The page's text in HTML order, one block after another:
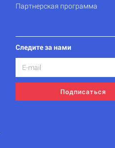
Партнерская программа
Следите за нами
Подписаться